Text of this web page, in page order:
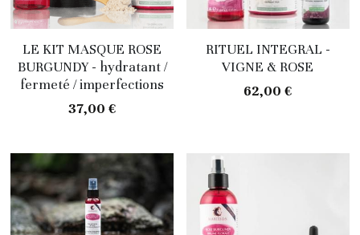
LE KIT MASQUE ROSE
BURGUNDY - hydratant /
fermeté / imperfections
37,00 €
RITUEL INTEGRAL -
VIGNE & ROSE
62,00 €